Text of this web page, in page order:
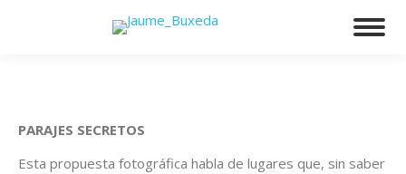
PARAJES SECRETOS
Esta propuesta fotográfica habla de lugares que, sin saber